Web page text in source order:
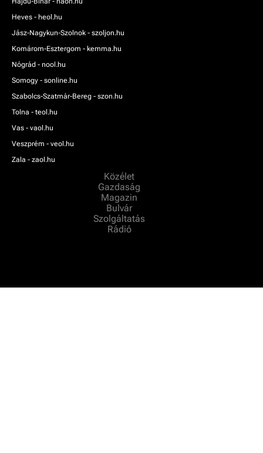
Heves - heol.hu
Jász-Nagykun-Szolnok - szoljon.hu
Komárom-Esztergom - kemma.hu
Nógrád - nool.hu
Somogy - sonline.hu
Szabolcs-Szatmár-Bereg - szon.hu
Tolna - teol.hu
Vas - vaol.hu
Veszprém - veol.hu
Zala - zaol.hu
Közélet
Gazdaság
Magazin
Bulvár
Szolgáltatás
Rádió